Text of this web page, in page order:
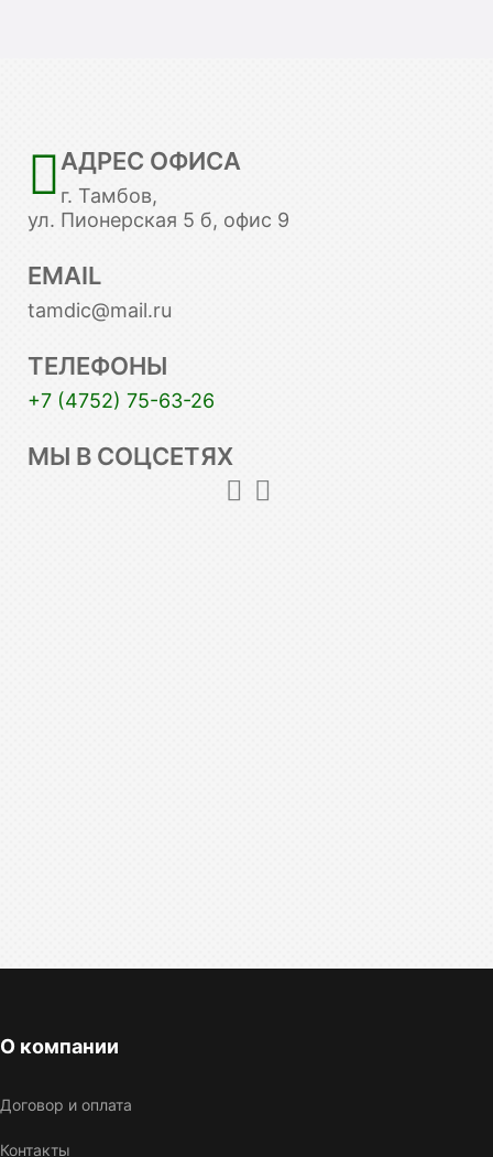
АДРЕС ОФИСА
г. Тамбов,
ул. Пионерская 5 б, офис 9
EMAIL
tamdic@mail.ru
ТЕЛЕФОНЫ
+7 (4752) 75-63-26
МЫ В СОЦСЕТЯХ
О компании
Договор и оплата
Контакты